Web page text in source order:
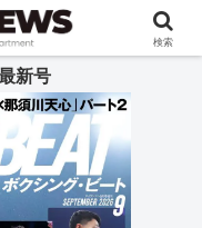
ト] 公式サイト
新号
検索